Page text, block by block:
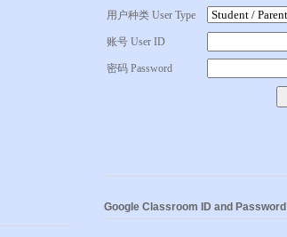
用户种类 User Type
账号 User ID
密码 Password
Google Classroom ID and Password